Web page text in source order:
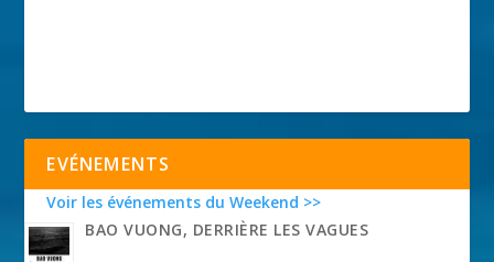
EVÉNEMENTS
Voir les événements du Weekend >>
BAO VUONG, DERRIÈRE LES VAGUES